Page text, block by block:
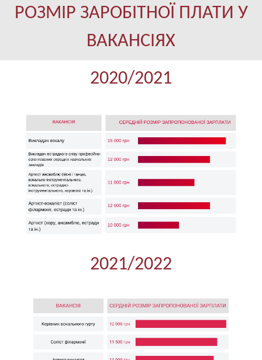
РОЗМІР ЗАРОБІТНОЇ ПЛАТИ У
ВАКАНСІЯХ
2020/2021
2021/2022